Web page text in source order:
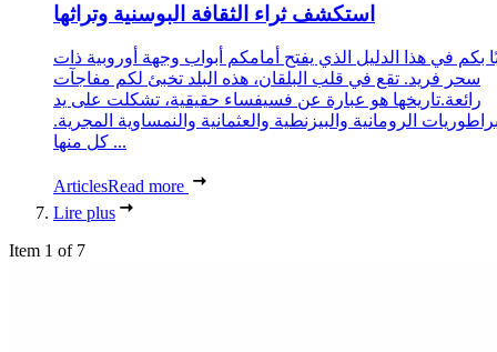
استكشف ثراء الثقافة البوسنية وتراثها
بكم في هذا الدليل الذي يفتح أمامكم أبواب وجهة أوروبية ذات
سحر فريد. تقع في قلب البلقان، هذه البلد تخبئ لكم مفاجآت
رائعة.تاريخها هو عبارة عن فسيفساء حقيقية، تشكلت على يد
الرومانية والبيزنطية والعثمانية والنمساوية المجرية.
كل منها ...
ArticlesRead more
Lire plus
Item 1 of 7